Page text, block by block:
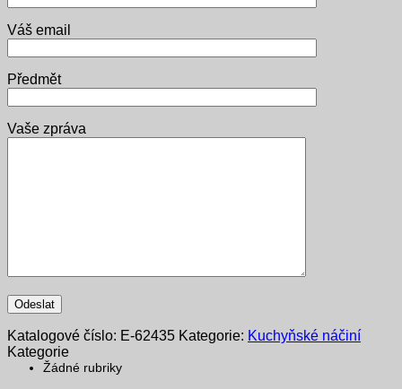
Váš email
Předmět
Vaše zpráva
Katalogové číslo: E-62435 Kategorie: Kuchyňské náčiní
Kategorie
Žádné rubriky